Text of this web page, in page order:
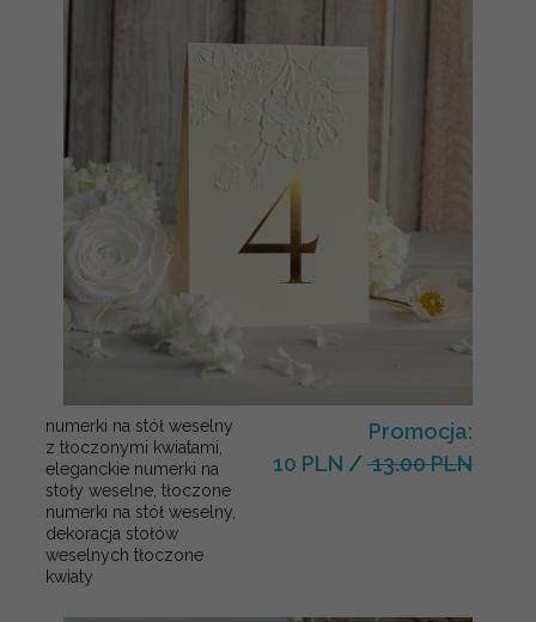
numerki na stół weselny
z tłoczonymi kwiatami,
eleganckie numerki na
stoły weselne, tłoczone
numerki na stół weselny,
dekoracja stołów
weselnych tłoczone
kwiaty
Promocja:
10 PLN / 13.00 PLN